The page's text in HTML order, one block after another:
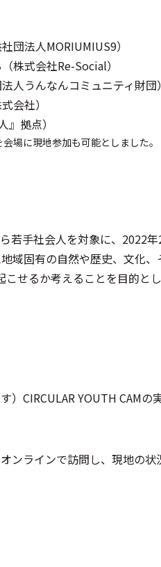
団法人MORIUMIUS9）
株式会社Re-Social）
人うんなんコミュニティ財団）
会社）
拠点）
場に現地参加も可能としました。
若手社会人を対象に、2022
域固有の自然や歴史、文化
せるか考えることを目的とし
）CIRCULAR YOUTH CAMの
ンラインで訪問し、現地の